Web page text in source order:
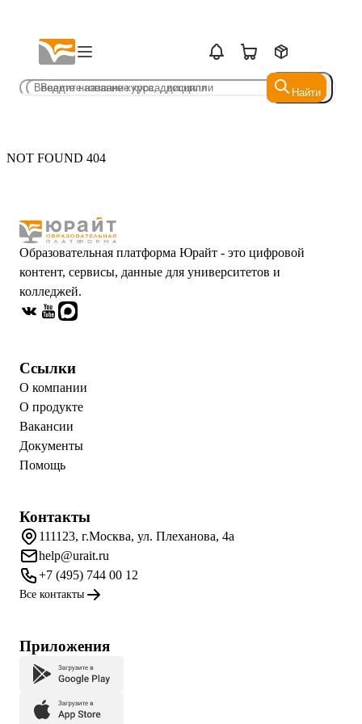
Найти
Найти
NOT FOUND 404
Образовательная платформа Юрайт - это цифровой
контент, сервисы, данные для университетов и
колледжей.
Ссылки
О компании
О продукте
Вакансии
Документы
Помощь
Контакты
111123, г.Москва, ул. Плеханова, 4а
help@urait.ru
+7 (495) 744 00 12
Все контакты
Приложения